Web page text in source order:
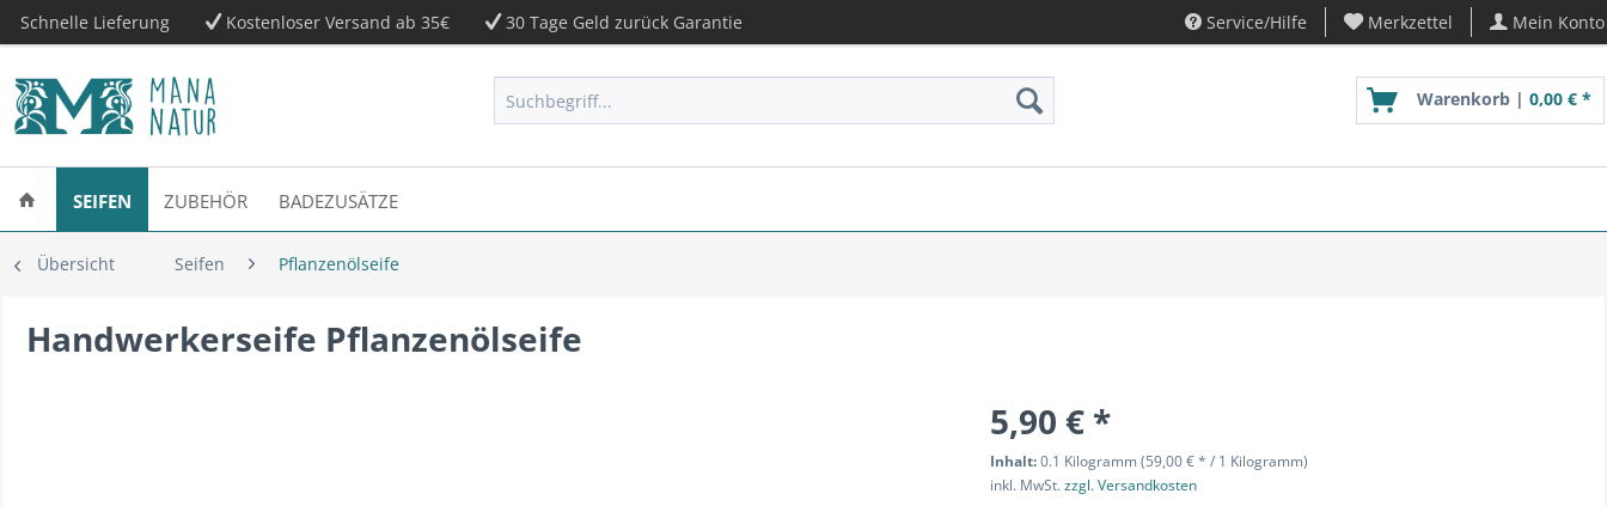
Schnelle Lieferung Kostenloser Versand ab 35€ 30 Tage Geld zurück Garantie Service/Hilfe Merkzettel Mein Konto
Warenkorb | 0,00 € *
SEIFEN ZUBEHÖR BADEZUSÄTZE
Übersicht Seifen Pflanzenölseife
Handwerkerseife Pflanzenölseife
5,90 € *
Inhalt:0.1 Kilogramm (59,00 € * / 1 Kilogramm)
inkl. MwSt.zzgl. Versandkosten